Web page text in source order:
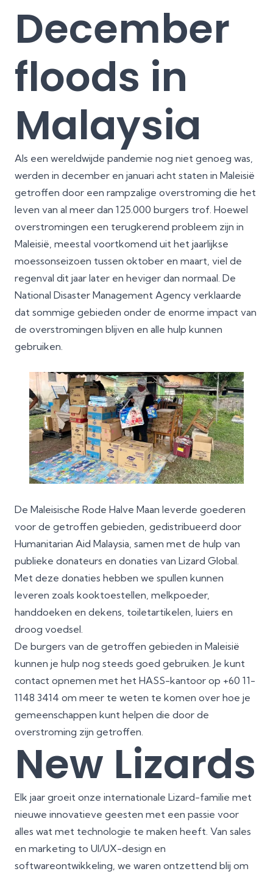
December
floods in
Malaysia
Als een wereldwijde pandemie nog niet genoeg was,
werden in december en januari acht staten in Maleisië
getroffen door een rampzalige overstroming die het
leven van al meer dan 125.000 burgers trof. Hoewel
overstromingen een terugkerend probleem zijn in
Maleisië, meestal voortkomend uit het jaarlijkse
moessonseizoen tussen oktober en maart, viel de
regenval dit jaar later en heviger dan normaal. De
National Disaster Management Agency verklaarde
dat sommige gebieden onder de enorme impact van
de overstromingen blijven en alle hulp kunnen
gebruiken.
De Maleisische Rode Halve Maan leverde goederen
voor de getroffen gebieden, gedistribueerd door
Humanitarian Aid Malaysia, samen met de hulp van
publieke donateurs en donaties van Lizard Global.
Met deze donaties hebben we spullen kunnen
leveren zoals kooktoestellen, melkpoeder,
handdoeken en dekens, toiletartikelen, luiers en
droog voedsel.
De burgers van de getroffen gebieden in Maleisië
kunnen je hulp nog steeds goed gebruiken. Je kunt
contact opnemen met het HASS-kantoor op +60 11-
1148 3414 om meer te weten te komen over hoe je
gemeenschappen kunt helpen die door de
overstroming zijn getroffen.
New Lizards
Elk jaar groeit onze internationale Lizard-familie met
nieuwe innovatieve geesten met een passie voor
alles wat met technologie te maken heeft. Van sales
en marketing to UI/UX-design en
softwareontwikkeling, we waren ontzettend blij om